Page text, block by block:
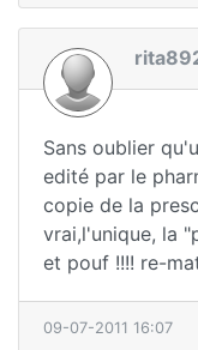
Sans oublier
edité par le
copie de la
vrai,l'unique, la
et pouf !!!! re-
09-07-2011 16:07